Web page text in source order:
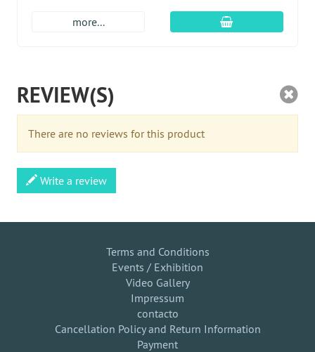
more... En el carro de
REVIEW(S)
There are no reviews for this product
Write a review
Terms and Conditions
Events / Exhibition
Video Gallery
Impressum
contacto
Cancellation Policy and Return Information
Payment